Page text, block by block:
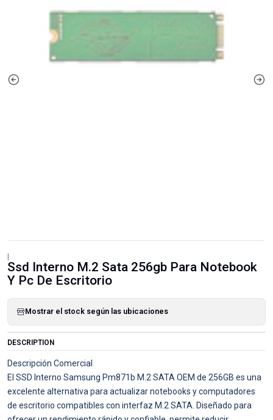
|
Ssd Interno M.2 Sata 256gb Para Notebook
Y Pc De Escritorio
Mostrar el stock según las ubicaciones
DESCRIPTION
Descripción Comercial
El SSD Interno Samsung Pm871b M.2 SATA OEM de 256GB es una
excelente alternativa para actualizar notebooks y computadores
de escritorio compatibles con interfaz M.2 SATA. Diseñado para